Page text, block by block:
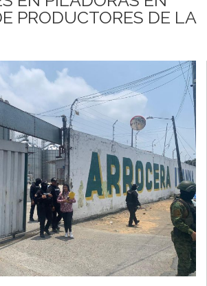
PRODUCTORES DE LA